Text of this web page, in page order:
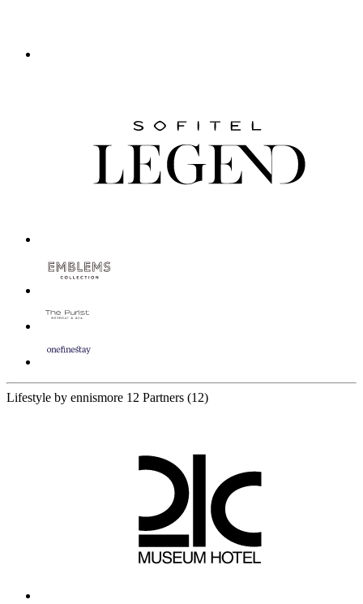
Lifestyle by ennismore 12 Partners (12)